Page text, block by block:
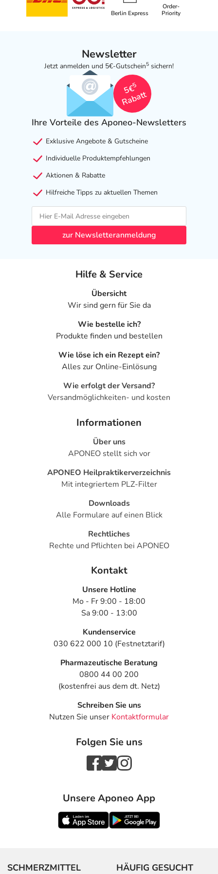
- Entzündliche Darmerkrankungen, auch in der
Vorgeschichte, wie:
- Blutgerinnungsstörung
- Bluthochdruck
- Koronare Herzkrankheit (Durchblutungsstörungen des
- Mögliche Gefahr einer Gefäßverengung am Herzen, wie
- Erhöhte Fettkonzentration im Blut
- Rauchen
- Durchblutungsstörungen der Peripherie (z.B. Arme,
- Durchblutungsstörung der Hirngefäße
- Kollagenosen (Veränderungen im Bindegewebsbereich),
- Lupus erythematodes
- Mischkollagenose (entzündlich-rheumatische
- Eingeschränkte Nierenfunktion
- Eingeschränkte Leberfunktion
Welche Altersgruppe ist zu beachten?
Gruppe in der Regel nicht angewendet werden. Es gibt
Präparate, die von der Wirkstoffstärke und/oder
Darreichungsform her besser geeignet sind.
- Ältere Patienten: Die Behandlung sollte mit Ihrem Arzt
gut abgestimmt und sorgfältig überwacht werden, z.B.
Wirkungen und unerwünschten Nebenwirkungen des
Arzneimittels können in dieser Gruppe verstärkt oder
abgeschwächt auftreten.
Was ist mit Schwangerschaft und Stillzeit?
- Schwangerschaft: Wenden Sie sich an Ihren Arzt. Es
spielen verschiedene Überlegungen eine Rolle, ob und
wie das Arzneimittel in der Schwangerschaft angewendet
- Stillzeit: Wenden Sie sich an Ihren Arzt oder Apotheker.
Er wird Ihre besondere Ausgangslage prüfen und Sie
Ist Ihnen das Arzneimittel trotz einer Gegenanzeige
verordnet worden, sprechen Sie mit Ihrem Arzt oder
Apotheker. Der therapeutische Nutzen kann höher sein,
als das Risiko, das die Anwendung bei einer
Gegenanzeige in sich birgt.
Nebenwirkungen
Welche unerwünschten Wirkungen können auftreten?
- Magen-Darm-Beschwerden, wie:
- Erbrechen
- Blutungen im Magen-Darm-Bereich
- Teerstühle, bei Auftreten bitte sofort einen Arzt
- Magenschleimhautentzündung
- Entzündungen der Mundschleimhaut
Berlin Express
Order-
Priority
Newsletter
Jetzt anmelden und 5€-Gutschein5 sichern!
5€
5
Rabatt
Ihre Vorteile des Aponeo-Newsletters
Exklusive Angebote & Gutscheine
Individuelle Produktempfehlungen
Aktionen & Rabatte
Hilfreiche Tipps zu aktuellen Themen
zur Newsletteranmeldung
Hilfe & Service
Übersicht
Wir sind gern für Sie da
Wie bestelle ich?
Produkte finden und bestellen
Wie löse ich ein Rezept ein?
Alles zur Online-Einlösung
Wie erfolgt der Versand?
Versandmöglichkeiten- und kosten
Informationen
Über uns
APONEO stellt sich vor
APONEO Heilpraktikerverzeichnis
Mit integriertem PLZ-Filter
Downloads
Alle Formulare auf einen Blick
Rechtliches
Rechte und Pflichten bei APONEO
Kontakt
Unsere Hotline
Mo - Fr 9:00 - 18:00
Sa 9:00 - 13:00
Kundenservice
030 622 000 10 (Festnetztarif)
Pharmazeutische Beratung
0800 44 00 200
(kostenfrei aus dem dt. Netz)
Schreiben Sie uns
Nutzen Sie unser Kontaktformular
Folgen Sie uns
Unsere Aponeo App
SCHMERZMITTEL HÄUFIG GESUCHT